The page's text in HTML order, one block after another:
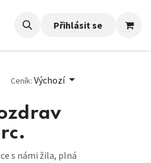
Přihlásit se
Ceník: Výchozí
s námi žila, plná